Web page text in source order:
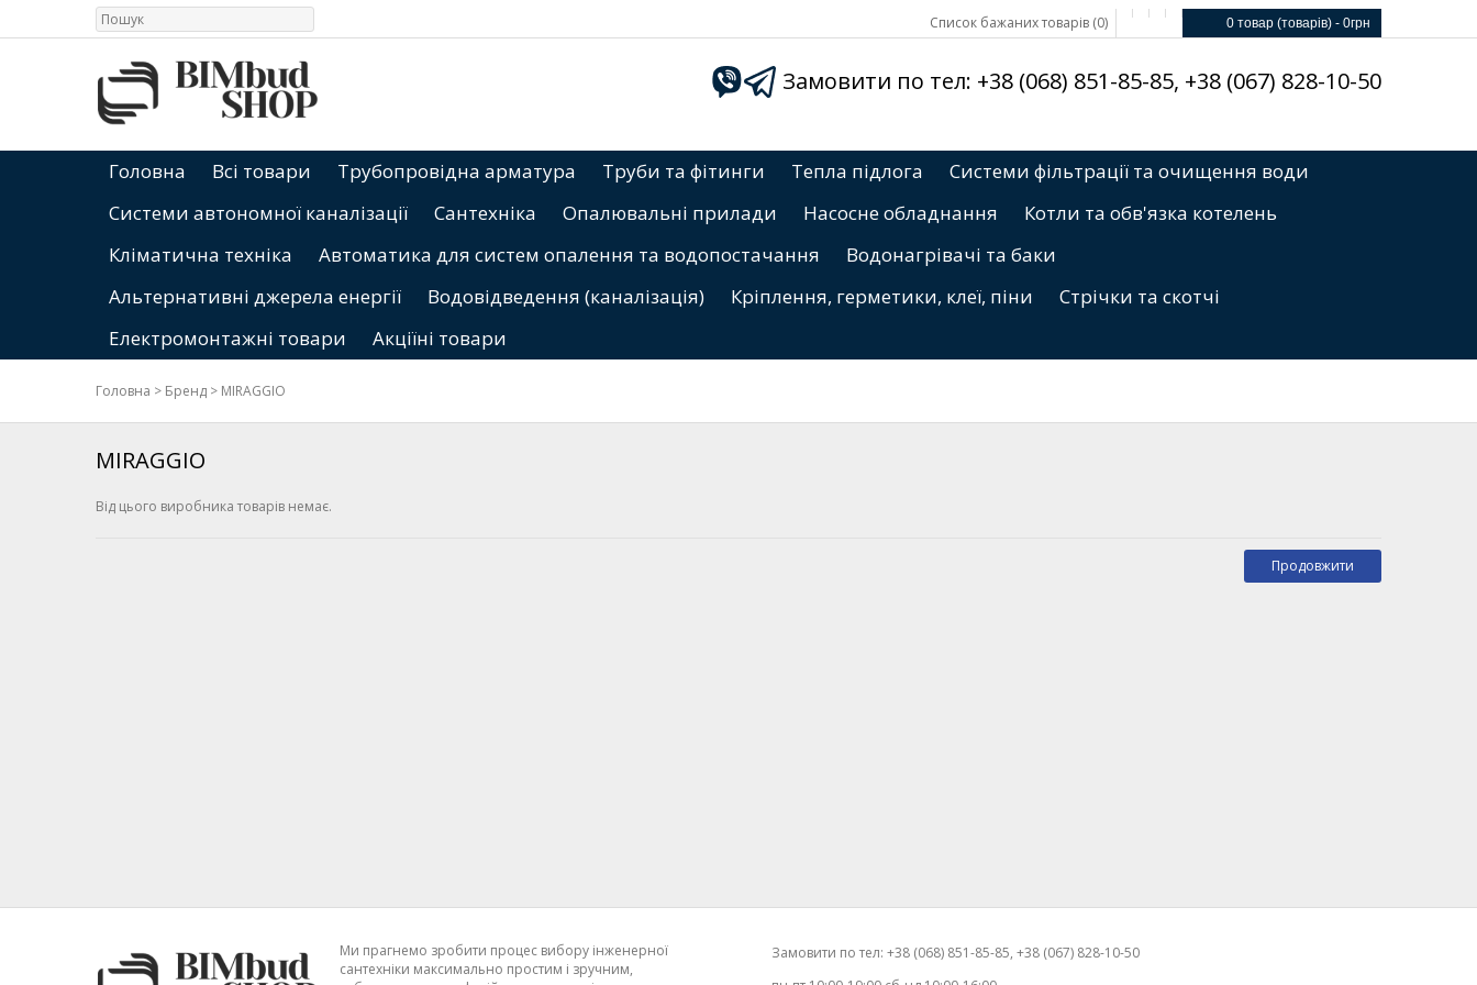
0 товар (товарів) - 0грн
Список бажаних товарів (0)
Замовити по тел: +38 (068) 851-85-85, +38 (067) 828-10-50
Головна Всі товари Трубопровідна арматура Труби та фітинги Тепла підлога
Системи фільтрації та очищення води
Системи автономної каналізації
Сантехніка Опалювальні прилади Насосне обладнання
Котли та обв'язка котелень
Кліматична техніка
Автоматика для систем опалення та водопостачання
Водонагрівачі та баки
Альтернативні джерела енергії
Водовідведення (каналізація) Кріплення, герметики, клеї, піни
Стрічки та скотчі
Електромонтажні товари
Акціїні товари
Головна > Бренд > MIRAGGIO
MIRAGGIO
Від цього виробника товарів немає.
Продовжити
Ми прагнемо зробити процес вибору інженерної
сантехніки максимально простим і зручним,
Замовити по тел: +38 (068) 851-85-85, +38 (067) 828-10-50